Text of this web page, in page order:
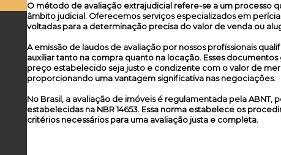
O método de avaliação extrajudicial refere-se a um processo
âmbito judicial. Oferecemos serviços especializados em
voltadas para a determinação precisa do valor de venda ou
A emissão de laudos de avaliação por nossos profissionais
auxiliar tanto na compra quanto na locação. Esses
preço estabelecido seja justo e condizente com o valor de
proporcionando uma vantagem significativa nas negociações.
No Brasil, a avaliação de imóveis é regulamentada pela ABNT,
estabelecidas na NBR 14653. Essa norma estabelece os
critérios necessários para uma avaliação justa e completa.